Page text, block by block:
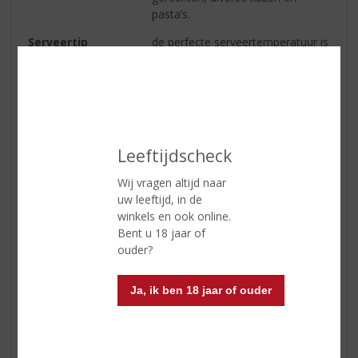
Leeftijdscheck
Wij vragen altijd naar
uw leeftijd, in de
winkels en ook online.
Bent u 18 jaar of
ouder?
Ja, ik ben 18 jaar of ouder
pasta’s.
Serveertip
de perfecte serveertemperatuur is
Schrijf een review
(4,0
Heerlijke toegankelijke wijn. Zachte Merlot met goede